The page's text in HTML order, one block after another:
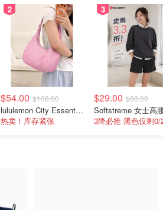
2
$54.00 $108.00
lululemon City Essentials 肩背包 4L
热卖！库存紧张
3
$29.00 $88.00